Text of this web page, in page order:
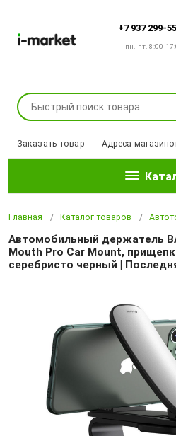
+7 937 299-
пн.-пт. 8:00-
Заказать товар Адреса
Главная Каталог товаров
Автомобильный держатель
Mouth Pro Car Mount,
серебристо черный |